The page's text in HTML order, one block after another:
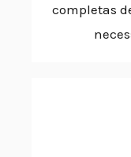
completas